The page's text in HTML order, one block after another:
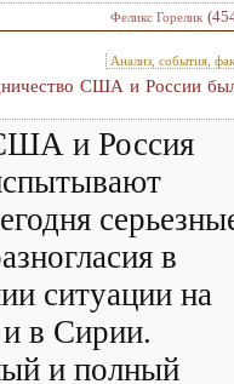
Феликс Горелик
Анализ, события,
США и России
и Россия
в
ситуации на
в Сирии.
и полный